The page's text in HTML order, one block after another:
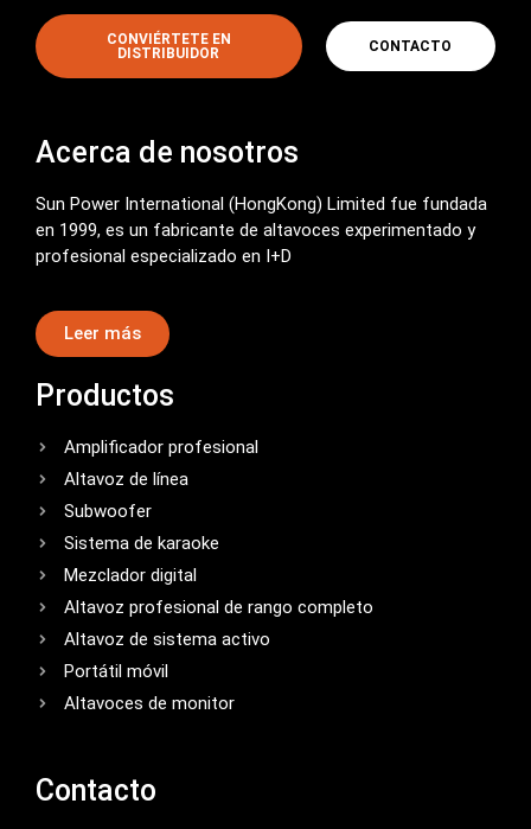
CONVIÉRTETE EN
DISTRIBUIDOR
CONTACTO
Acerca de nosotros
Sun Power International (HongKong) Limited fue fundada
en 1999, es un fabricante de altavoces experimentado y
profesional especializado en I+D
Leer más
Productos
Amplificador profesional
Altavoz de línea
Subwoofer
Sistema de karaoke
Mezclador digital
Altavoz profesional de rango completo
Altavoz de sistema activo
Portátil móvil
Altavoces de monitor
Contacto